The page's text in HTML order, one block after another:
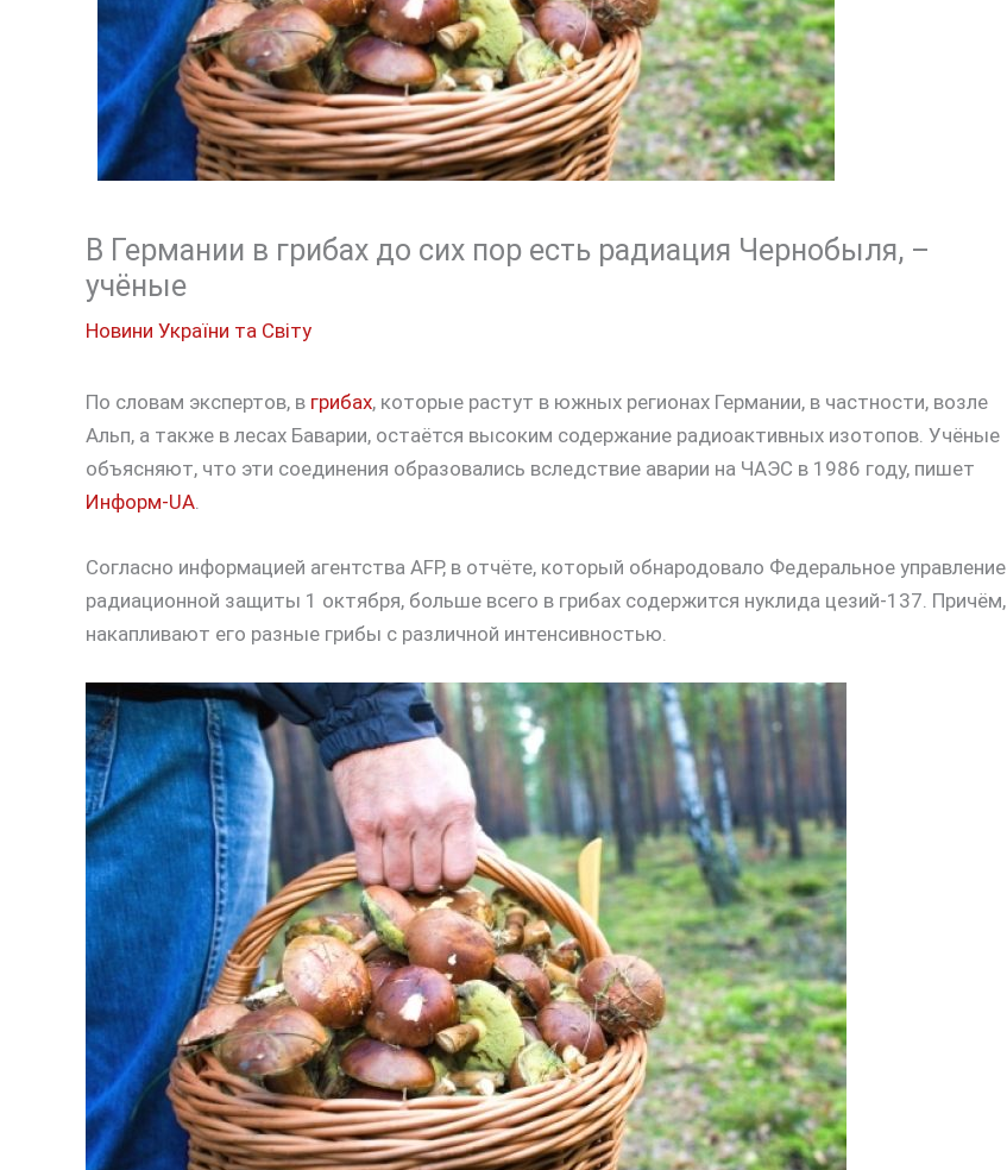
В Германии в грибах до сих пор есть радиация Чернобыля, –
учёные
Новини України та Світу
По словам экспертов, в грибах, которые растут в южных регионах Германии, в частности, возле
Альп, а также в лесах Баварии, остаётся высоким содержание радиоактивных изотопов. Учёные
объясняют, что эти соединения образовались вследствие аварии на ЧАЭС в 1986 году, пишет
Информ-UA
Согласно информацией агентства AFP, в отчёте, который обнародовало Федеральное управление
радиационной защиты 1 октября, больше всего в грибах содержится нуклида цезий-137. Причём,
накапливают его разные грибы с различной интенсивностью.